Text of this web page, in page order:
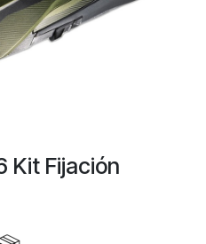
Kit Fijación